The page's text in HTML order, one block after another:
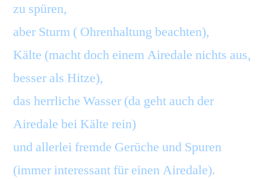
zu spüren,
aber Sturm ( Ohrenhaltung beachten),
Kälte (macht doch einem Airedale nichts aus,
besser als Hitze),
das herrliche Wasser (da geht auch der
Airedale bei Kälte rein)
und allerlei fremde Gerüche und Spuren
(immer interessant für einen Airedale).